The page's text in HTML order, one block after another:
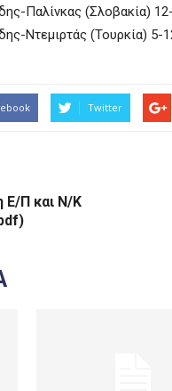
Παλίνκας (Σλοβακία)
Ντεμιρτάς (Τουρκία) 5-
Twitter
Ε/Π και Ν/Κ